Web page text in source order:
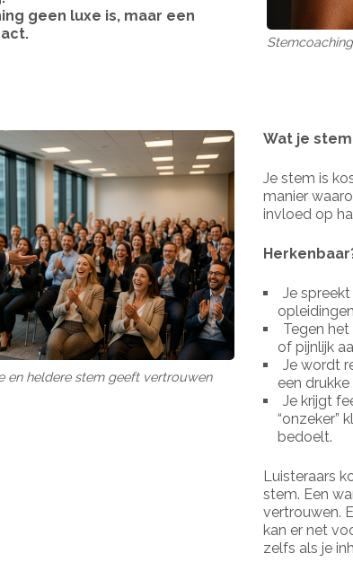
geen luxe is, maar een
en heldere stem geeft vertrouwen
Wat je
Je stem is
manier
invloed op
Je
Tegen
of pijnlijk
Je wordt
een
Je krijgt
“onzeker”
bedoelt.
Luisteraars
stem. Een
vertrouwen.
kan er net
zelfs als je